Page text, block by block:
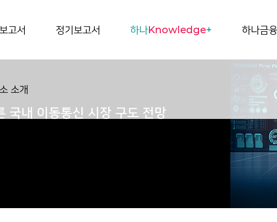
고서 정기보고서 하나Knowledge+ 하나금
소개
국내 이동통신 시장 구도 전망